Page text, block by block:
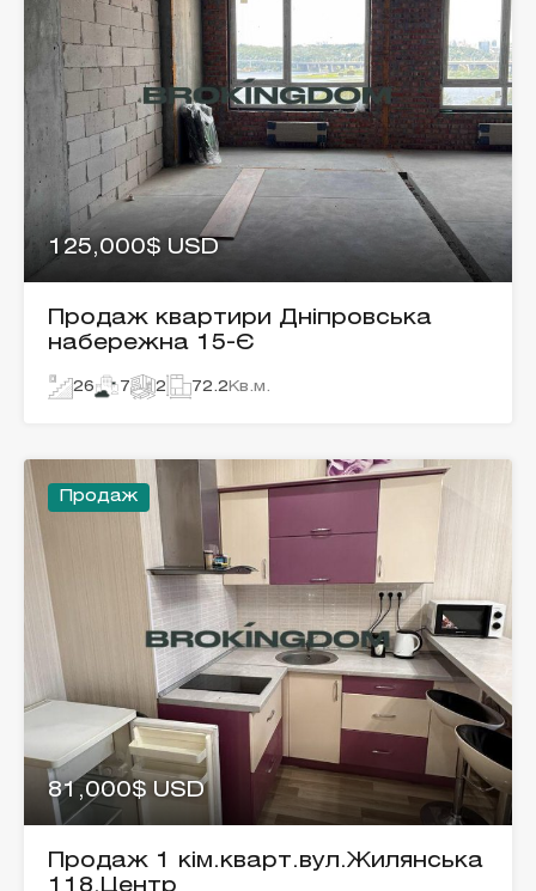
125,000$ USD
Продаж квартири Дніпровська
набережна 15-Є
26 7 2 72.2 Кв.м.
Продаж
81,000$ USD
Продаж 1 кім.кварт.вул.Жилянська
118.Центр